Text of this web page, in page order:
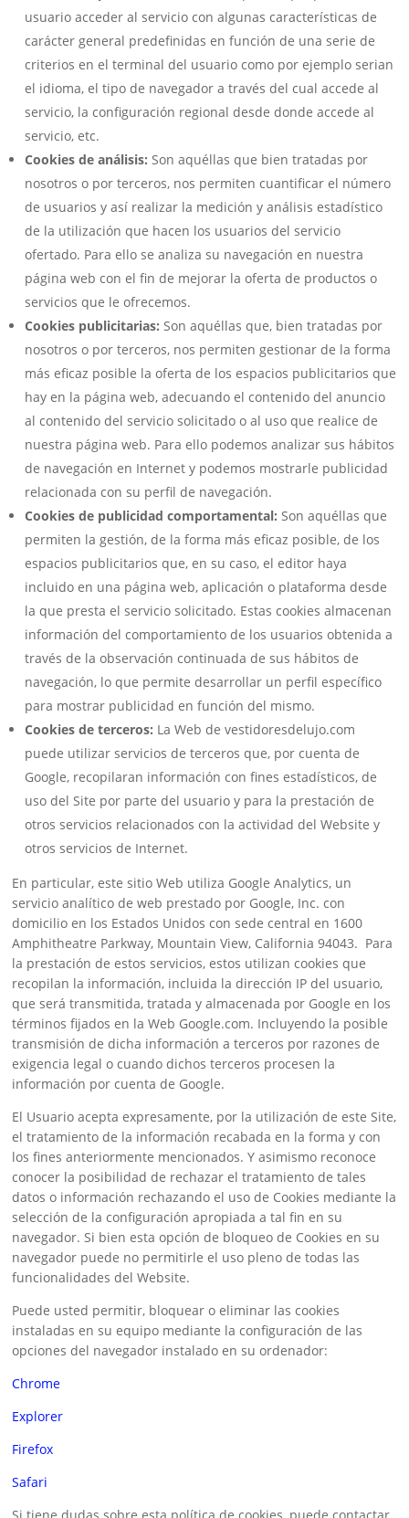
usuario acceder al servicio con algunas características de
carácter general predefinidas en función de una serie de
criterios en el terminal del usuario como por ejemplo serian
el idioma, el tipo de navegador a través del cual accede al
servicio, la configuración regional desde donde accede al
servicio, etc.
Cookies de análisis: Son aquéllas que bien tratadas por
nosotros o por terceros, nos permiten cuantificar el número
de usuarios y así realizar la medición y análisis estadístico
de la utilización que hacen los usuarios del servicio
ofertado. Para ello se analiza su navegación en nuestra
página web con el fin de mejorar la oferta de productos o
servicios que le ofrecemos.
Cookies publicitarias: Son aquéllas que, bien tratadas por
nosotros o por terceros, nos permiten gestionar de la forma
más eficaz posible la oferta de los espacios publicitarios que
hay en la página web, adecuando el contenido del anuncio
al contenido del servicio solicitado o al uso que realice de
nuestra página web. Para ello podemos analizar sus hábitos
de navegación en Internet y podemos mostrarle publicidad
relacionada con su perfil de navegación.
Cookies de publicidad comportamental: Son aquéllas que
permiten la gestión, de la forma más eficaz posible, de los
espacios publicitarios que, en su caso, el editor haya
incluido en una página web, aplicación o plataforma desde
la que presta el servicio solicitado. Estas cookies almacenan
información del comportamiento de los usuarios obtenida a
través de la observación continuada de sus hábitos de
navegación, lo que permite desarrollar un perfil específico
para mostrar publicidad en función del mismo.
Cookies de terceros: La Web de vestidoresdelujo.com
puede utilizar servicios de terceros que, por cuenta de
Google, recopilaran información con fines estadísticos, de
uso del Site por parte del usuario y para la prestación de
otros servicios relacionados con la actividad del Website y
otros servicios de Internet.
En particular, este sitio Web utiliza Google Analytics, un
servicio analítico de web prestado por Google, Inc. con
domicilio en los Estados Unidos con sede central en 1600
Amphitheatre Parkway, Mountain View, California 94043. Para
la prestación de estos servicios, estos utilizan cookies que
recopilan la información, incluida la dirección IP del usuario,
que será transmitida, tratada y almacenada por Google en los
términos fijados en la Web Google.com. Incluyendo la posible
transmisión de dicha información a terceros por razones de
exigencia legal o cuando dichos terceros procesen la
información por cuenta de Google.
El Usuario acepta expresamente, por la utilización de este Site,
el tratamiento de la información recabada en la forma y con
los fines anteriormente mencionados. Y asimismo reconoce
conocer la posibilidad de rechazar el tratamiento de tales
datos o información rechazando el uso de Cookies mediante la
selección de la configuración apropiada a tal fin en su
navegador. Si bien esta opción de bloqueo de Cookies en su
navegador puede no permitirle el uso pleno de todas las
funcionalidades del Website.
Puede usted permitir, bloquear o eliminar las cookies
instaladas en su equipo mediante la configuración de las
opciones del navegador instalado en su ordenador:
Chrome
Explorer
Firefox
Safari